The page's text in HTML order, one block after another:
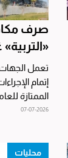
صرف
«التربية»
تعمل الجهات
إتمام
الممتازة
07-07-2026
محليات